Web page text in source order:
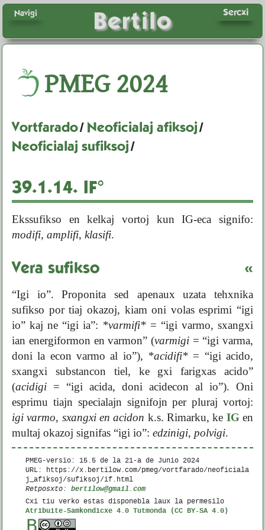
Bertilo Sercxi
Navigi
PMEG2024
Vortfarado/ Neoficialaj afiksoj/
Neoficialaj sufiksoj/
39.1.14. IF°
Ekssufikso en kelkaj vortoj kun IG-eca signifo:
modifi,amplifi,klasifi.
Vera sufikso «
“Igi io”. Proponita sed apenaux uzata tehxnika
sufikso por tiaj okazoj, kiam oni volas esprimi “igi
io” kaj ne “igi ia”: *varmifi*= “igi varmo, sxangxi
ian energiformon en varmon” (varmigi= “igi varma,
doni la econ varmo al io”), *acidifi*= “igi acido,
sxangxi substancon tiel, ke gxi farigxas acido”
(acidigi = “igi acida, doni acidecon al io”). Oni
esprimu tiajn specialajn signifojn per pluraj vortoj:
igi varmo, sxangxi en acidon k.s. Rimarku, ke IGen
multaj okazoj signifas “igi io”:edzinigi, polvigi.
PMEG-versio: 15.5 de la 21-a de Junio 2024
URL: https://x.bertilow.com/pmeg/vortfarado/neoficiala
j_afiksoj/sufiksoj/if.html
Retposxto:bertilow@gmail.com
Cxi tiu verko estas disponebla laux la permesilo
Atribuite-Samkondicxe 4.0 Tutmonda (CC BY-SA 4.0)